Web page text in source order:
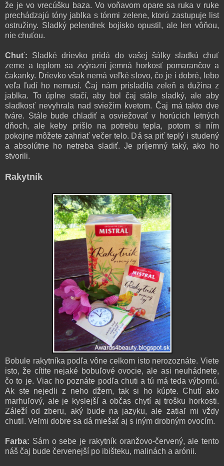
že je vo vrecúšku baza. Vo voňavom opare sa ruka v ruke
prechádzajú tóny jablka s tónmi zelene, ktorú zastupuje list
ostružiny. Sladký pelendrek bojisko opustil, ale len vôňou,
nie chuťou.
Chuť: Sladké drievko pridá do vašej šálky sladkú chuť
zeme a teplom sa zvýrazní jemná horkosť pomarančov a
čakanky. Drievko však nemá veľké slovo, čo je i dobré, lebo
veľa ľudí ho nemusí. Čaj nám prisladila zeleň a dužina z
jablka. To úplne stačí, aby bol čaj stále sladký, ale aby
sladkosť nevyhrala nad sviežim kvetom. Čaj má takto dve
tváre. Stále bude chladiť a osviežovať v horúcich letných
dňoch, ale keby prišlo na potrebu tepla, potom si ním
pokojne môžete zahriať večer telo. Dá sa piť teplý i studený
a absolútne ho netreba sladiť. Je príjemný taký, ako ho
stvorili.
Rakytník
Bobule rakytníka podľa vône celkom isto nerozoznáte. Viete
isto, že cítite nejaké bobuľové ovocie, ale asi neuhádnete,
čo to je. Viac ho poznáte podľa chuti a tú má teda výbornú.
Ak ste nejedli z neho džem, tak si ho kúpte. Chutí ako
marhuľový, ale je kyslejší a občas chytí aj trošku horkosti.
Záleží od zberu, aký bude na jazyku, ale zatiaľ mi vždy
chutil. Veľmi dobre sa dá miešať aj s iným drobným ovocím.
Farba: Sám o sebe je rakytník oranžovo-červený, ale tento
náš čaj bude červenejší po ibišteku, malinách a arónii.